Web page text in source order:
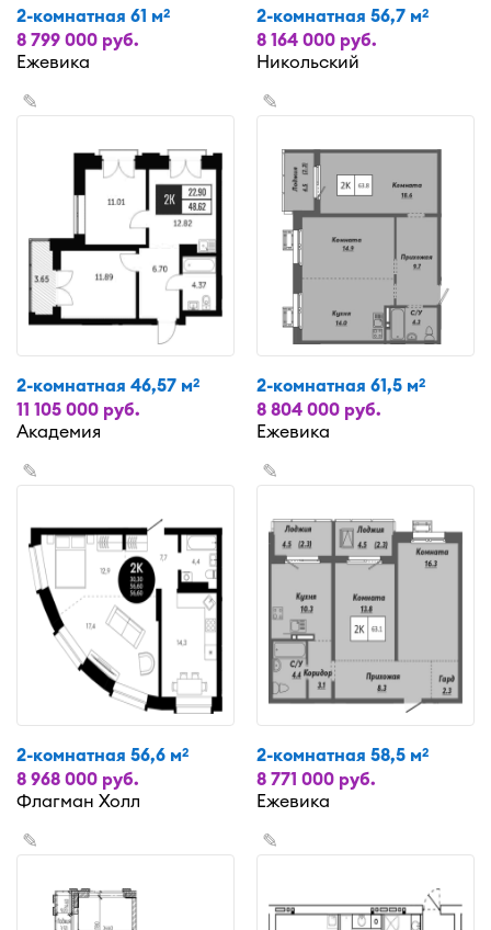
2-комнатная 61 м2
8 799 000 руб.
Ежевика
2-комнатная 56,7 м2
8 164 000 руб.
Никольский
✎
2-комнатная 46,57 м2
11 105 000 руб.
Академия
✎
2-комнатная 61,5 м2
8 804 000 руб.
Ежевика
✎
2-комнатная 56,6 м2
8 968 000 руб.
Флагман Холл
✎
2-комнатная 58,5 м2
8 771 000 руб.
Ежевика
✎ ✎